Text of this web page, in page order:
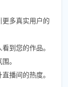
多真实用户的
到您的作品。
。
播间的热度。